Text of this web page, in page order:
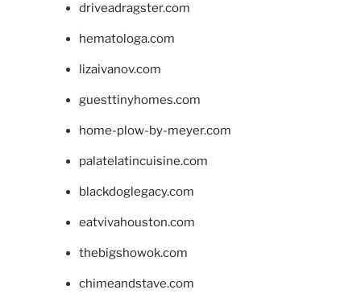
driveadragster.com
hematologa.com
lizaivanov.com
guesttinyhomes.com
home-plow-by-meyer.com
palatelatincuisine.com
blackdoglegacy.com
eatvivahouston.com
thebigshowok.com
chimeandstave.com